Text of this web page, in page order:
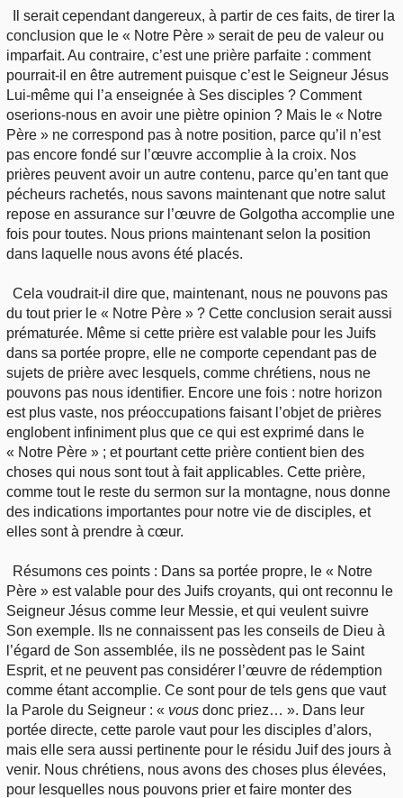
Il serait cependant dangereux, à partir de ces faits, de tirer la
conclusion que le « Notre Père » serait de peu de valeur ou
imparfait. Au contraire, c’est une prière parfaite : comment
pourrait-il en être autrement puisque c’est le Seigneur Jésus
Lui-même qui l’a enseignée à Ses disciples ? Comment
oserions-nous en avoir une piètre opinion ? Mais le « Notre
Père » ne correspond pas à notre position, parce qu’il n’est
pas encore fondé sur l’œuvre accomplie à la croix. Nos
prières peuvent avoir un autre contenu, parce qu’en tant que
pécheurs rachetés, nous savons maintenant que notre salut
repose en assurance sur l’œuvre de Golgotha accomplie une
fois pour toutes. Nous prions maintenant selon la position
dans laquelle nous avons été placés.
Cela voudrait-il dire que, maintenant, nous ne pouvons pas
du tout prier le « Notre Père » ? Cette conclusion serait aussi
prématurée. Même si cette prière est valable pour les Juifs
dans sa portée propre, elle ne comporte cependant pas de
sujets de prière avec lesquels, comme chrétiens, nous ne
pouvons pas nous identifier. Encore une fois : notre horizon
est plus vaste, nos préoccupations faisant l’objet de prières
englobent infiniment plus que ce qui est exprimé dans le
« Notre Père » ; et pourtant cette prière contient bien des
choses qui nous sont tout à fait applicables. Cette prière,
comme tout le reste du sermon sur la montagne, nous donne
des indications importantes pour notre vie de disciples, et
elles sont à prendre à cœur.
Résumons ces points : Dans sa portée propre, le « Notre
Père » est valable pour des Juifs croyants, qui ont reconnu le
Seigneur Jésus comme leur Messie, et qui veulent suivre
Son exemple. Ils ne connaissent pas les conseils de Dieu à
l’égard de Son assemblée, ils ne possèdent pas le Saint
Esprit, et ne peuvent pas considérer l’œuvre de rédemption
comme étant accomplie. Ce sont pour de tels gens que vaut
la Parole du Seigneur : « vous donc priez… ». Dans leur
portée directe, cette parole vaut pour les disciples d’alors,
mais elle sera aussi pertinente pour le résidu Juif des jours à
venir. Nous chrétiens, nous avons des choses plus élevées,
pour lesquelles nous pouvons prier et faire monter des